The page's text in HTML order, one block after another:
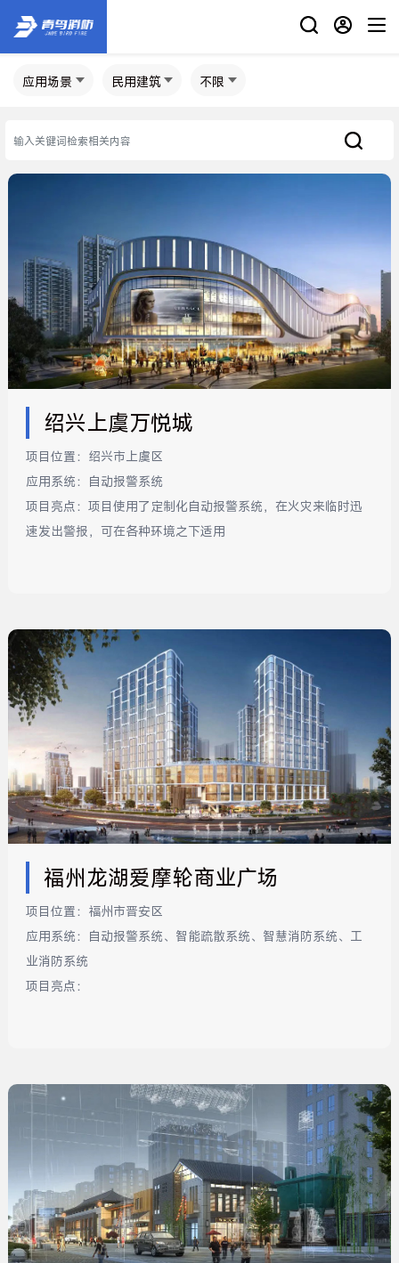
应用场景 民用建筑 不限
绍兴上虞万悦城
项目位置： 绍兴市上虞区
应用系统： 自动报警系统
项目亮点： 项目使用了定制化自动报警系统，在火灾来临时迅
速发出警报，可在各种环境之下适用
福州龙湖爱摩轮商业广场
项目位置： 福州市晋安区
应用系统： 自动报警系统、智能疏散系统、智慧消防系统、工
业消防系统
项目亮点：